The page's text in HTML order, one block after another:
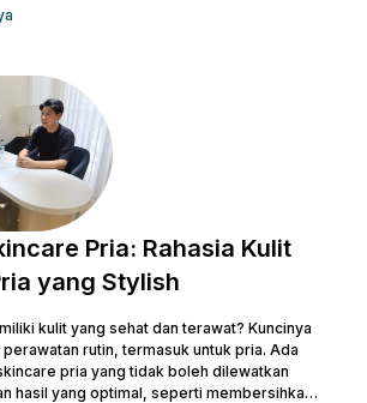
jangan khawatir, ada berbagai cara
mendalam cara menghilangkan kulit
langkah-langkah perawatan yang
efektif. Dari penggunaan produk yang sesuai
Pria: Rahasia Kulit
yang Stylish
kulit yang sehat dan terawat? Kuncinya
rutin, termasuk untuk pria. Ada
pria yang tidak boleh dilewatkan
hasil yang optimal, seperti membersihkan